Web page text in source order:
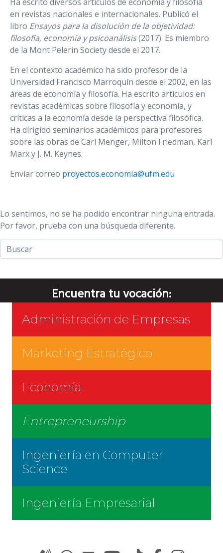
en revistas nacionales e internacionales. Publicó el
libro Ensayos para la disolución de la objetividad:
filosofía, economía y psicoanálisis(2017). Es miembro
de la Mont Pelerin Society desde el 2017.
En el contexto académico ha sido profesor de la
Universidad Francisco Marroquín desde el 2002, en las
áreas de economía y filosofía. Ha escrito artículos en
revistas académicas sobre filosofía y economía, y
críticas a la economía desde la perspectiva filosófica.
Ha dirigido seminarios académicos para profesores
sobre las obras de Carl Menger, Milton Friedman, Karl
Marx y J. M. Keynes.
Enviar correo proyectos.economia@ufm.edu
Lo sentimos, no se ha podido encontrar ninguna entrada.
Por favor, prueba con una búsqueda diferente.
Encuentra tu vocación:
Administración de Empresas
Marketing Estratégico
Economía
Entrepreneurship
Ingeniería en Computer
Science
Ingeniería Empresarial